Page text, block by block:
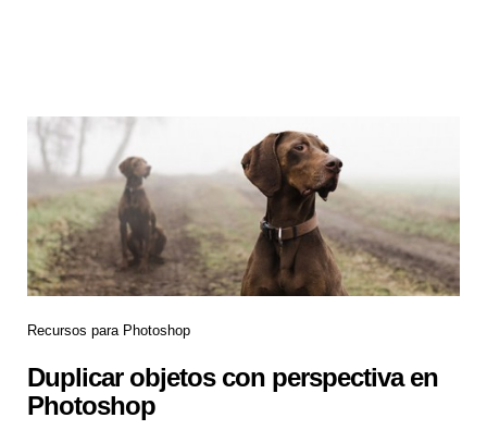
Recursos para Photoshop
Duplicar objetos con perspectiva en
Photoshop